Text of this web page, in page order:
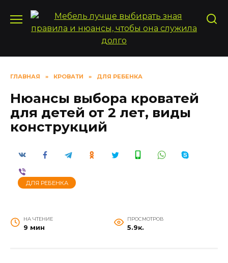
содержанию
ГЛАВНАЯ » КРОВАТИ » ДЛЯ РЕБЕНКА
Нюансы выбора кроватей
для детей от 2 лет, виды
конструкций
ДЛЯ РЕБЕНКА
НА ЧТЕНИЕ
9 мин
ПРОСМОТРОВ
5.9к.